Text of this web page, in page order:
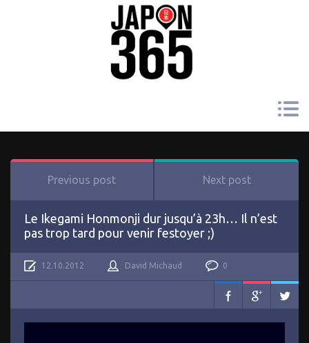
Previous post Next post
Le Ikegami Honmonji dur jusqu’à 23h… Il n’est
pas trop tard pour venir festoyer ;)
12.10.2012 David Michaud 0